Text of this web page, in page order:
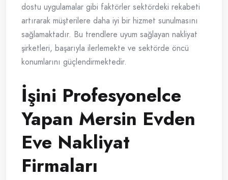
dostu uygulamalar gibi faktörler sektördeki rekabeti
artırarak müşterilere daha iyi bir hizmet sunulmasını
sağlamaktadır. Bu trendlere uyum sağlayan nakliyat
şirketleri, başarıyla ilerlemekte ve sektörde öncü
konumlarını güçlendirmektedir.
İşini Profesyonelce
Yapan Mersin Evden
Eve Nakliyat
Firmaları